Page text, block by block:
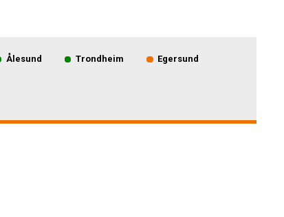
Ålesund Trondheim
Egersund